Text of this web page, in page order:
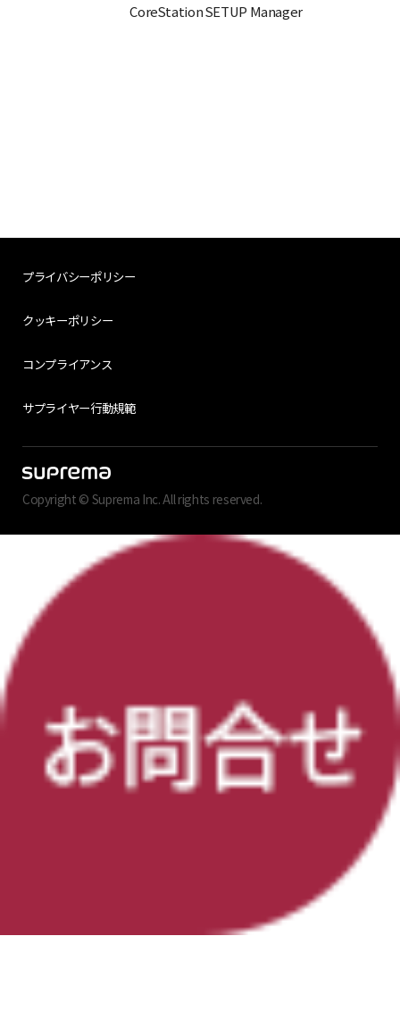
CoreStation SETUP Manager
プライバシーポリシー
クッキーポリシー
コンプライアンス
サプライヤー行動規範
Copyright © Suprema Inc. All rights reserved.